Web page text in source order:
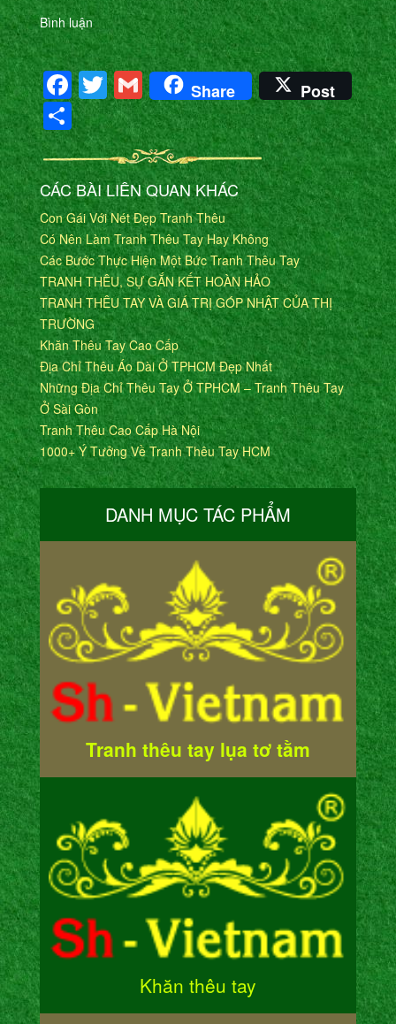
Bình luận
Facebook
Twitter
Gmail
Share Post
Share
CÁC BÀI LIÊN QUAN KHÁC
Con Gái Với Nét Đẹp Tranh Thêu
Có Nên Làm Tranh Thêu Tay Hay Không
Các Bước Thực Hiện Một Bức Tranh Thêu Tay
TRANH THÊU, SỰ GẮN KẾT HOÀN HẢO
TRANH THÊU TAY VÀ GIÁ TRỊ GÓP NHẬT CỦA THỊ
TRƯỜNG
Khăn Thêu Tay Cao Cấp
Địa Chỉ Thêu Áo Dài Ở TPHCM Đẹp Nhất
Những Địa Chỉ Thêu Tay Ở TPHCM – Tranh Thêu Tay
Ở Sài Gòn
Tranh Thêu Cao Cấp Hà Nội
1000+ Ý Tưởng Về Tranh Thêu Tay HCM
DANH MỤC TÁC PHẨM
Tranh thêu tay lụa tơ tằm
Khăn thêu tay